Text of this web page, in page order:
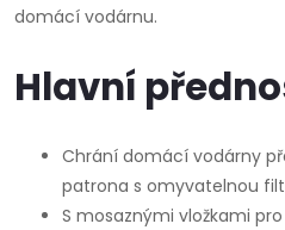
domácí vodárnu.
Hlavní
Chrání domácí vodárny
patrona s omyvatelnou
S mosaznými vložkami